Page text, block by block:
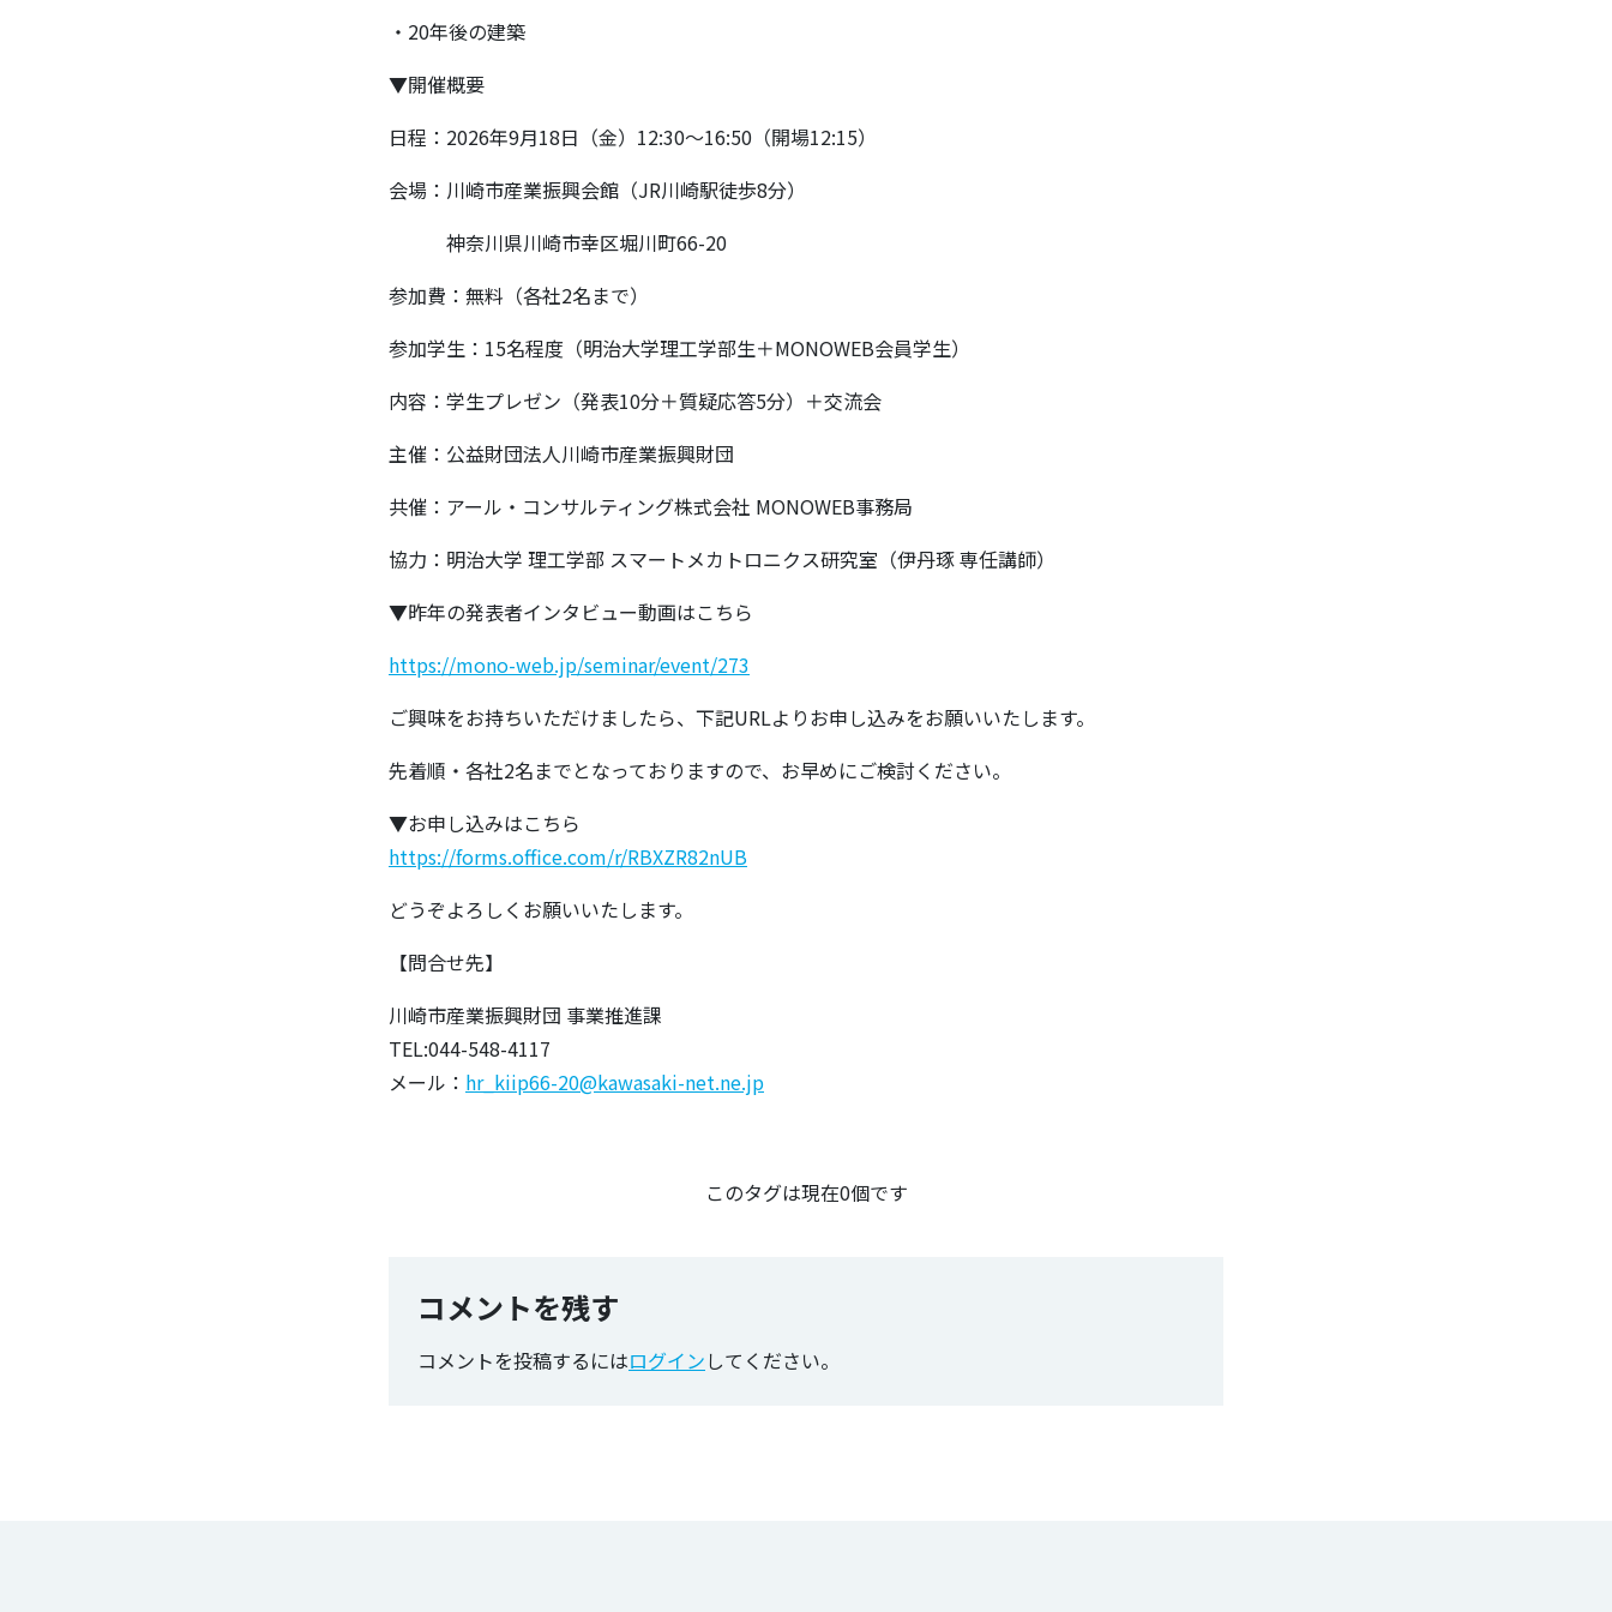
・20年後の建築
▼開催概要
日程：2026年9月18日（金）12:30〜16:50（開場12:15）
会場：川崎市産業振興会館（JR川崎駅徒歩8分）
神奈川県川崎市幸区堀川町66-20
参加費：無料（各社2名まで）
参加学生：15名程度（明治大学理工学部生＋MONOWEB会員学生）
内容：学生プレゼン（発表10分＋質疑応答5分）＋交流会
主催：公益財団法人川崎市産業振興財団
共催：アール・コンサルティング株式会社 MONOWEB事務局
協力：明治大学 理工学部 スマートメカトロニクス研究室（伊丹琢 専任講師）
▼昨年の発表者インタビュー動画はこちら
https://mono-web.jp/seminar/event/273
ご興味をお持ちいただけましたら、下記URLよりお申し込みをお願いいたします。
先着順・各社2名までとなっておりますので、お早めにご検討ください。
▼お申し込みはこちら
https://forms.office.com/r/RBXZR82nUB
どうぞよろしくお願いいたします。
【問合せ先】
川崎市産業振興財団 事業推進課
TEL:044-548-4117
メール： hr_kiip66-20@kawasaki-net.ne.jp
このタグは現在0個です
コメントを残す
コメントを投稿するにはログインしてください。